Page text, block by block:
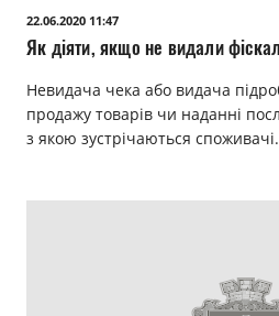
22.06.2020 11:47
Як діяти, якщо не видали
Невидача чека або видача
продажу товарів чи наданні
з якою зустрічаються